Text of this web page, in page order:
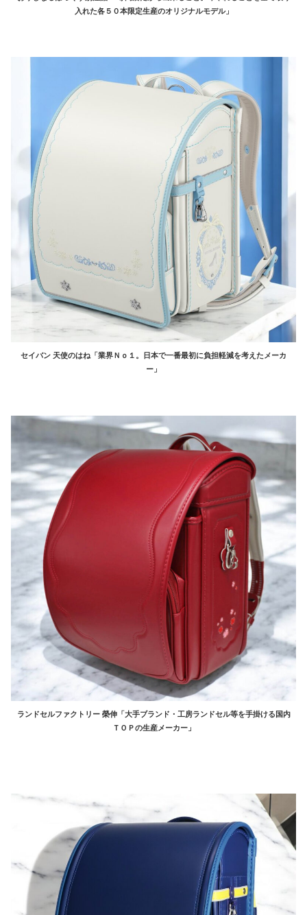
入れた各５０本限定生産のオリジナルモデル」
セイバン 天使のはね「業界Ｎｏ１。日本で一番最初に負担軽減を考えたメーカ
ー」
ランドセルファクトリー 榮伸「大手ブランド・工房ランドセル等を手掛ける国内
ＴＯＰの生産メーカー」